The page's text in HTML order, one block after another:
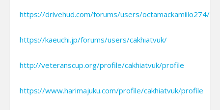
https://drivehud.com/forums/users/octamackamiilo274/
https://kaeuchi.jp/forums/users/cakhiatvuk/
http://veteranscup.org/profile/cakhiatvuk/profile
https://www.harimajuku.com/profile/cakhiatvuk/profile